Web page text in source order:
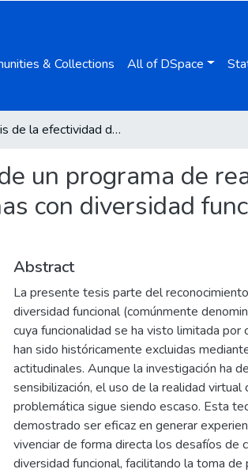
& Collections All of DSpace
Análisis de la efectividad de un programa de realidad virtual en el cambio de actitudes hacia las personas con diversidad funcional en niños y niñas de 8 a 12 años
un programa de
con diversidad
Abstract
La presente tesis parte del
diversidad funcional (comúnmente
cuya funcionalidad se ha visto limitada por
han sido históricamente excluidas
actitudinales. Aunque la investigación ha
sensibilización, el uso de la realidad
problemática sigue siendo escaso. Esta
demostrado ser eficaz en generar
vivenciar de forma directa los desafíos de
diversidad funcional, facilitando la toma